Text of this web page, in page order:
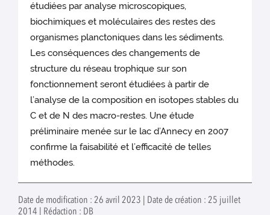
étudiées par analyse microscopiques,
biochimiques et moléculaires des restes des
organismes planctoniques dans les sédiments.
Les conséquences des changements de
structure du réseau trophique sur son
fonctionnement seront étudiées à partir de
l’analyse de la composition en isotopes stables du
C et de N des macro-restes. Une étude
préliminaire menée sur le lac d’Annecy en 2007
confirme la faisabilité et l’efficacité de telles
méthodes.
Date de modification : 26 avril 2023 | Date de création : 25 juillet
2014 | Rédaction : DB